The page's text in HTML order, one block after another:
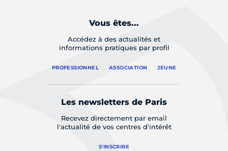
Vous êtes...
Accédez à des actualités et
informations pratiques par profil
PROFESSIONNEL ASSOCIATION JEUNE
Les newsletters de Paris
Recevez directement par email
l'actualité de vos centres d'intérêt
S'INSCRIRE